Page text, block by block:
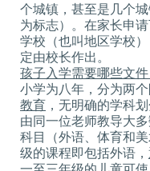
个城镇，甚至是几个
为标志）。在家长申
学校（也叫地区学校
定由校长作出。
孩子入学需要哪些文件
小学为八年，分为两
教育 ，无明确的学科
由同一位老师教导大
科目（外语、体育和
级的课程即包括外语，